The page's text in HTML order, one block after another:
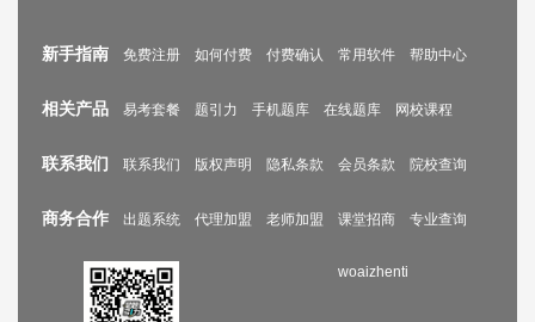
新手指南 免费注册 如何付费 付费确认 常用软件 帮助中心
相关产品 易考套餐 题引力 手机题库 在线题库 网校课程
联系我们 联系我们 版权声明 隐私条款 会员条款 院校查询
商务合作 出题系统 代理加盟 老师加盟 课堂招商 专业查询
woaizhenti